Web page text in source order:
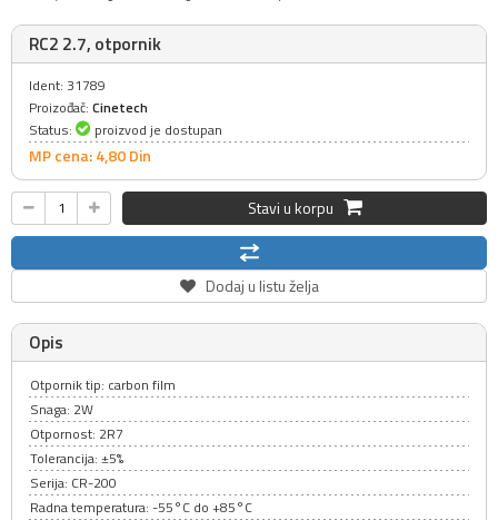
RC2 2.7, otpornik
Ident: 31789
Proizođač: Cinetech
Status:
proizvod je dostupan
MP cena: 4,80Din
Stavi u korpu
Dodaj u listu želja
Opis
Otpornik tip: carbon film
Snaga: 2W
Otpornost: 2R7
Tolerancija: ±5%
Serija: CR-200
Radna temperatura: -55°C do +85°C